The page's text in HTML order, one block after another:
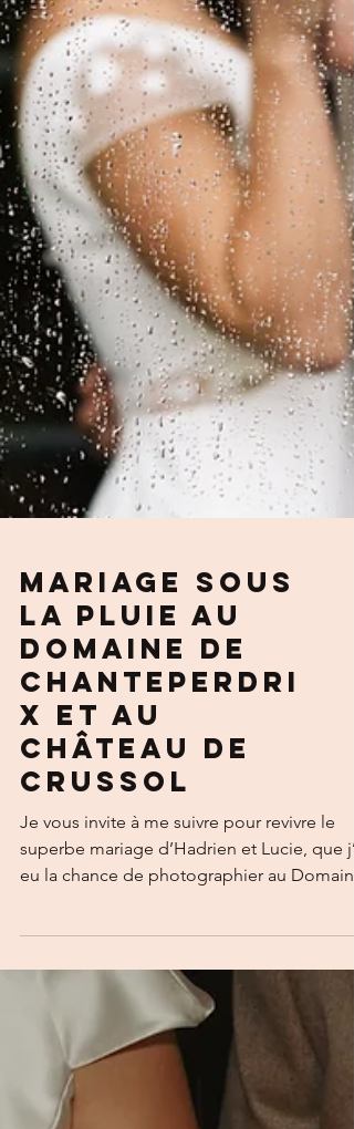
Mariage sous
la pluie au
Domaine de
Chanteperdri
x et au
Château de
Crussol
eu la chance de photographier au Domaine
de Chanteperdrix . Ce domaine se niche au
cœur de la Drôme, dans un cadre
plein de charme. Pour ce reportage, il a été
question d'une météo (très) capricieuse.
Mais à coeur vaillant, rien d'impossible !